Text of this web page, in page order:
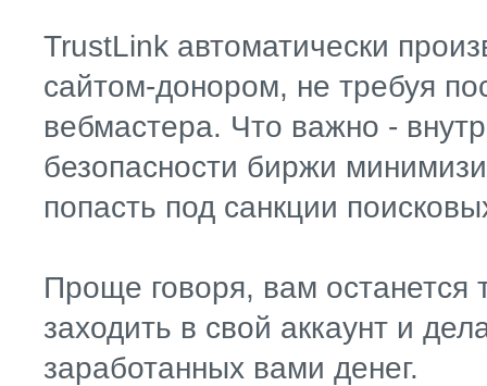
TrustLink автоматически
сайтом-донором, не требуя
вебмастера. Что важно -
безопасности биржи
попасть под санкции
Проще говоря, вам останется
заходить в свой аккаунт и
заработанных вами денег.